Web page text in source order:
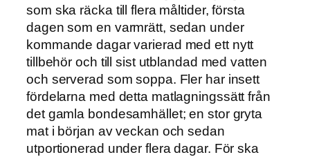
som ska räcka till flera måltider, första
dagen som en varmrätt, sedan under
kommande dagar varierad med ett nytt
tillbehör och till sist utblandad med vatten
och serverad som soppa. Fler har insett
fördelarna med detta matlagningssätt från
det gamla bondesamhället; en stor gryta
mat i början av veckan och sedan
utportionerad under flera dagar. För ska